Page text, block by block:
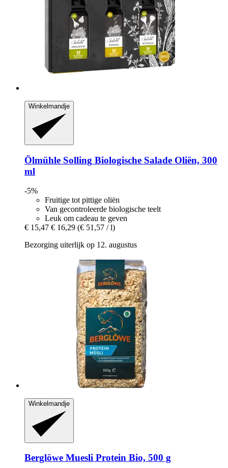
Winkelmandje
Ölmühle Solling Biologische Salade Oliën, 300
ml
-5%
Fruitige tot pittige oliën
Van gecontroleerde biologische teelt
Leuk om cadeau te geven
€ 15,47 € 16,29 (€ 51,57 / l)
Bezorging uiterlijk op 12. augustus
Winkelmandje
Berglöwe Muesli Protein Bio, 500 g